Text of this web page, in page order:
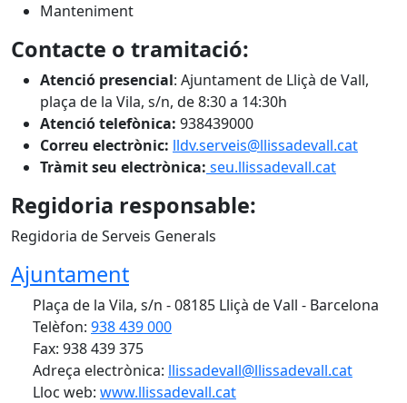
Manteniment
Contacte o tramitació:
Atenció presencial: Ajuntament de Lliçà de Vall,
plaça de la Vila, s/n, de 8:30 a 14:30h
Atenció telefònica: 938439000
Correu electrònic: lldv.serveis@llissadevall.cat
Tràmit seu electrònica: seu.llissadevall.cat
Regidoria responsable:
Regidoria de Serveis Generals
Ajuntament
Plaça de la Vila, s/n - 08185 Lliçà de Vall - Barcelona
Telèfon: 938 439 000
Fax: 938 439 375
Adreça electrònica: llissadevall@llissadevall.cat
Lloc web: www.llissadevall.cat